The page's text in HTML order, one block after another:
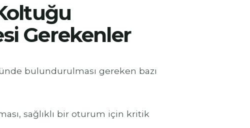
Gerekenler
bulundurulması gereken bazı
sağlıklı bir oturum için kritik